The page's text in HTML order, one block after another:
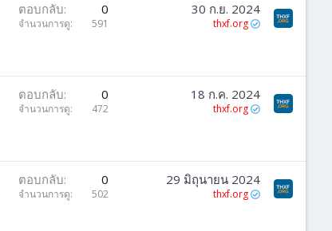
ตอบกลับ 0
จำนวนการดู 591
30 ก.ย. 2024
thxf.org
ตอบกลับ 0
จำนวนการดู 472
18 ก.ค. 2024
thxf.org
ตอบกลับ 0
จำนวนการดู 502
29 มิถุนายน 2024
thxf.org